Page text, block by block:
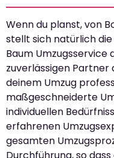
Wenn du planst, von
stellt sich natürlich
Baum Umzugsservice
zuverlässigen Partner
deinem Umzug
maßgeschneiderte
individuellen
erfahrenen
gesamten